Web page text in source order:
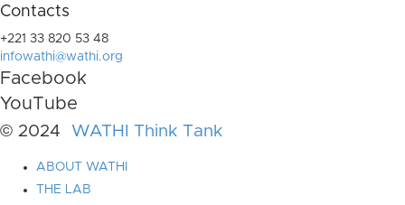
Contacts
+221 33 820 53 48
infowathi@wathi.org
Facebook
YouTube
© 2024 WATHI Think Tank
ABOUT WATHI
THE LAB